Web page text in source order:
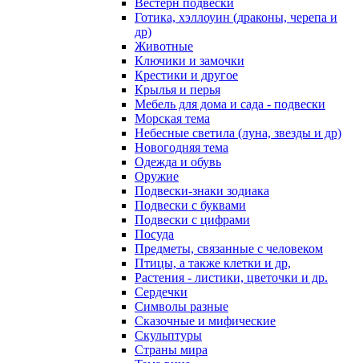
Вестерн подвески
Готика, хэллоуин (драконы, черепа и
др)
Животные
Ключики и замочки
Крестики и другое
Крылья и перья
Мебель для дома и сада - подвески
Морская тема
Небесные светила (луна, звезды и др)
Новогодняя тема
Одежда и обувь
Оружие
Подвески-знаки зодиака
Подвески с буквами
Подвески с цифрами
Посуда
Предметы, связанные с человеком
Птицы, а также клетки и др,
Растения - листики, цветочки и др.
Сердечки
Символы разные
Сказочные и мифические
Скульптуры
Страны мира